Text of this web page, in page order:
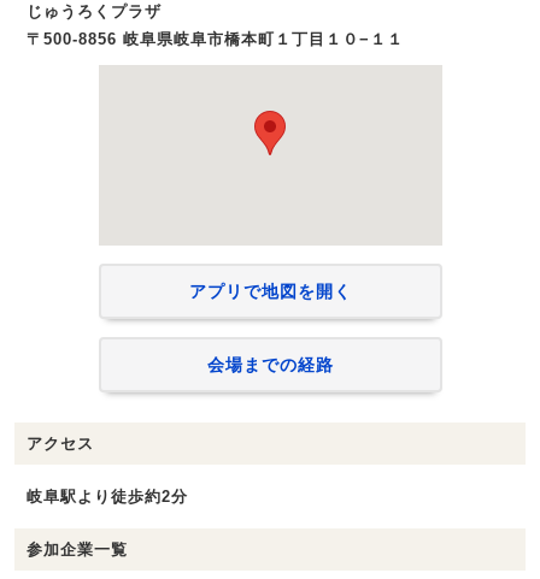
じゅうろくプラザ
〒500-8856 岐阜県岐阜市橋本町１丁目１０−１１
アプリで地図を開く
会場までの経路
アクセス
岐阜駅より徒歩約2分
参加企業一覧